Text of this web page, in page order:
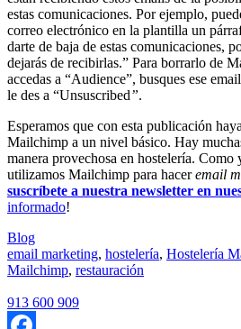
estas comunicaciones. Por ejemplo,
correo electrónico en la plantilla un
darte de baja de estas comunicaciones,
dejarás de recibirlas.” Para borrarlo de
accedas a “Audience”, busques ese
le des a “Unsuscribed”.
Esperamos que con esta publicación
Mailchimp a un nivel básico. Hay
manera provechosa en hostelería. Como
utilizamos Mailchimp para haceremail
suscríbete a nuestra newsletter en
informado!
Blog
email marketing, hostelería, Hostelería
Mailchimp, restauración
913 600 909